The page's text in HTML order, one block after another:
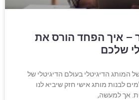
– איך הפחד הורס את
שלכם
המותג הדיגיטלי בעולם הדיגיטלי של
לבנות מותג אישי חזק שיביא לנו
אך למעשה,